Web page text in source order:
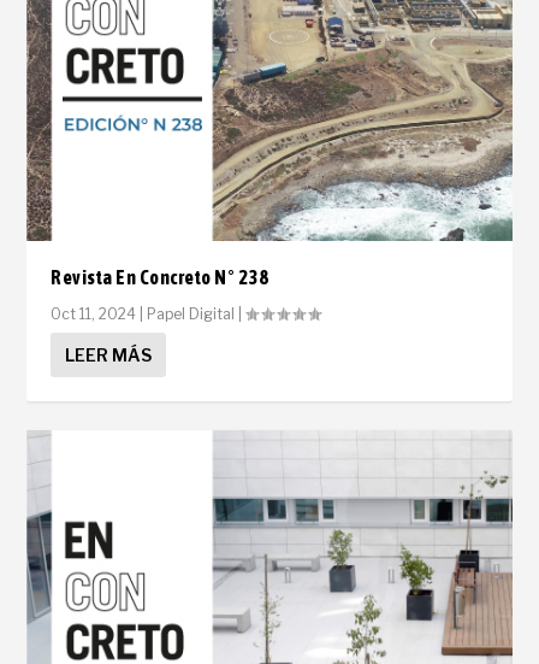
Revista En Concreto N° 238
Oct 11, 2024 Papel Digital |
LEER MÁS